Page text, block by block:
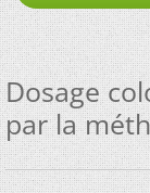
Dosage
par la